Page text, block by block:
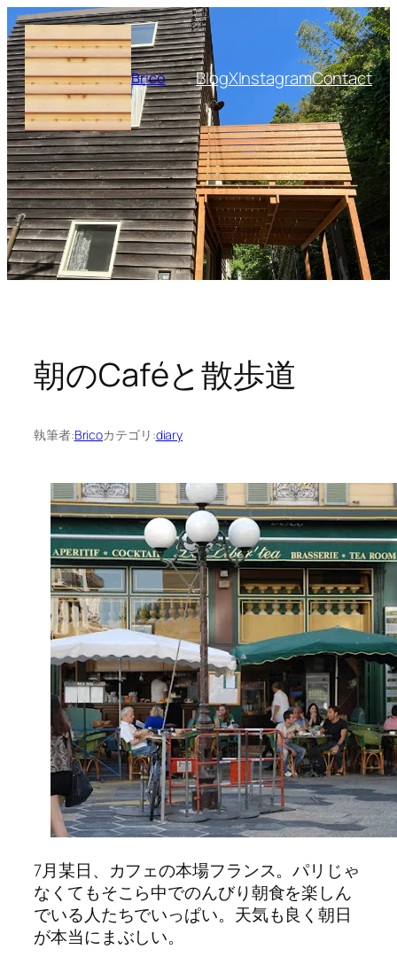
内
容
を
ス
キ
ッ
プ
Brico BlogXInstagramContact
朝のCaféと散歩道
執筆者:Bricoカテゴリ:diary
7月某日、カフェの本場フランス。パリじゃ
なくてもそこら中でのんびり朝食を楽しん
でいる人たちでいっぱい。天気も良く朝日
が本当にまぶしい。